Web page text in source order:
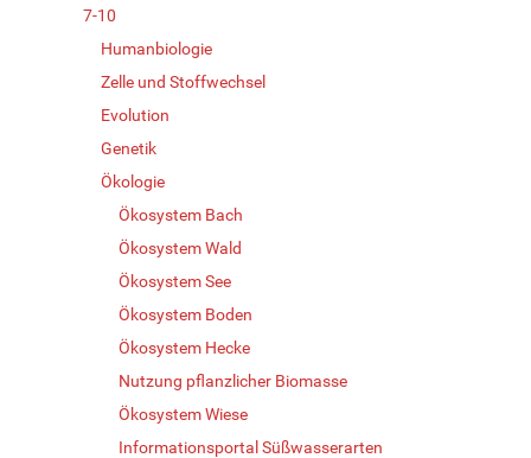
7-10
Humanbiologie
Zelle und Stoffwechsel
Evolution
Genetik
Ökologie
Ökosystem Bach
Ökosystem Wald
Ökosystem See
Ökosystem Boden
Ökosystem Hecke
Nutzung pflanzlicher Biomasse
Ökosystem Wiese
Informationsportal Süßwasserarten